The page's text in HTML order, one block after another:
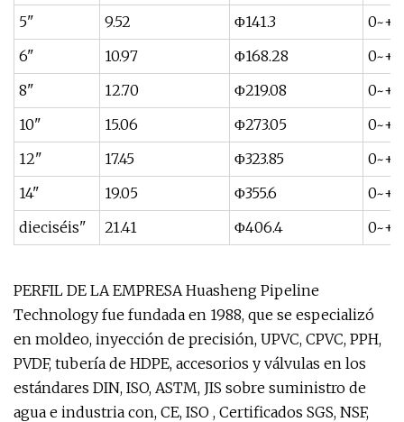
5" 9.52 Φ141.3
6"
10.97 Φ168.28
8"
12.70 Φ219.08
10"
15.06 Φ273.05
12"
17.45 Φ323.85
14"
19.05 Φ355.6
dieciséis"
21.41 Φ406.4
PERFIL DE LA EMPRESA Huasheng Pipeline
Technology fue fundada en 1988, que se especializó
en moldeo, inyección de precisión, UPVC, CPVC, PPH,
PVDF, tubería de HDPE, accesorios y válvulas en los
estándares DIN, ISO, ASTM, JIS sobre suministro de
agua e industria con, CE, ISO , Certificados SGS, NSF,